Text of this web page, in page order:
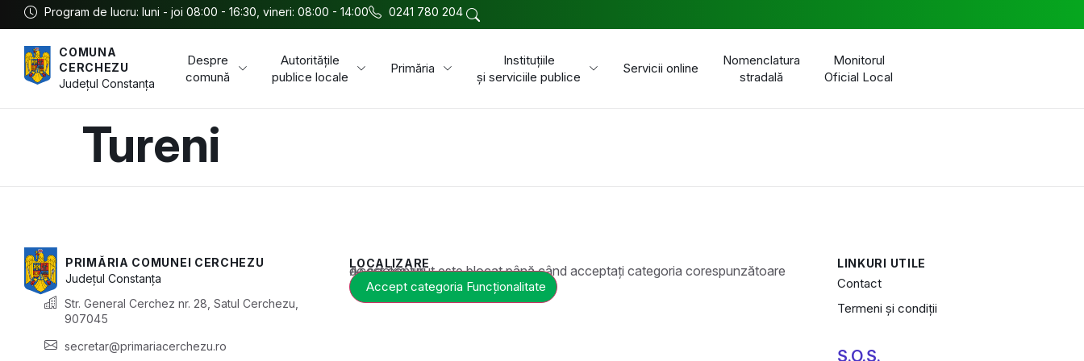
Program de lucru: luni - joi 08:00 - 16:30, vineri: 08:00 - 14:00 0241 780 204
COMUNA
CERCHEZU
JudețulConstanța
Despre
comună
Autoritățile
publice locale
Primăria
Instituțiile
și serviciile publice
Servicii online
Nomenclatura
stradală
Monitorul
Oficial Local
Tureni
PRIMĂRIA COMUNEI CERCHEZU
JudețulConstanța
Str. General Cerchez nr. 28, Satul Cerchezu,
907045
secretar@primariacerchezu.ro
LOCALIZARE
Acest conținut este blocat până când acceptați categoria corespunzătoare de cookie-uri.
Accept categoria Funcționalitate
LINKURI UTILE
Contact
Termeni și condiții
S.O.S.